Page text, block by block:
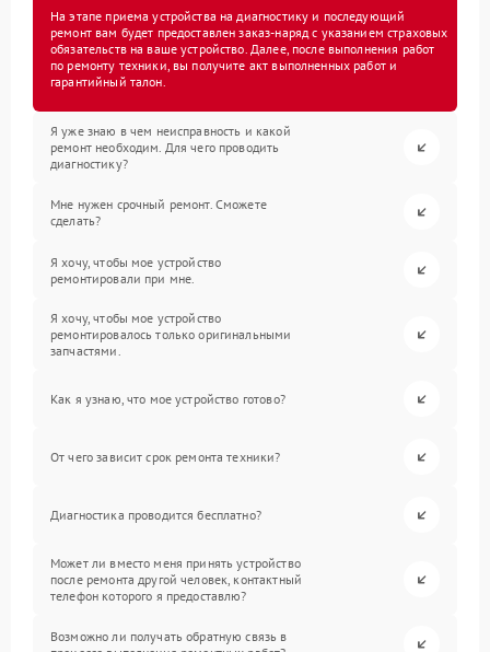
На этапе приема устройства на диагностику и последующий
ремонт вам будет предоставлен заказ-наряд с указанием страховых
обязательств на ваше устройство. Далее, после выполнения работ
по ремонту техники, вы получите акт выполненных работ и
гарантийный талон.
Я уже знаю в чем неисправность и какой
ремонт необходим. Для чего проводить
диагностику?
Мне нужен срочный ремонт. Сможете
сделать?
Я хочу, чтобы мое устройство
ремонтировали при мне.
Я хочу, чтобы мое устройство
ремонтировалось только оригинальными
запчастями.
Как я узнаю, что мое устройство готово?
От чего зависит срок ремонта техники?
Диагностика проводится бесплатно?
Может ли вместо меня принять устройство
после ремонта другой человек, контактный
телефон которого я предоставлю?
Возможно ли получать обратную связь в